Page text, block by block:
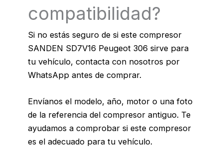
compatibilidad?
Si no estás seguro de si este compresor
SANDEN SD7V16 Peugeot 306 sirve para
tu vehículo, contacta con nosotros por
WhatsApp antes de comprar.
Envíanos el modelo, año, motor o una foto
de la referencia del compresor antiguo. Te
ayudamos a comprobar si este compresor
es el adecuado para tu vehículo.